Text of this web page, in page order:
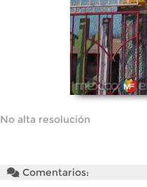
No alta resolución
Comentarios: